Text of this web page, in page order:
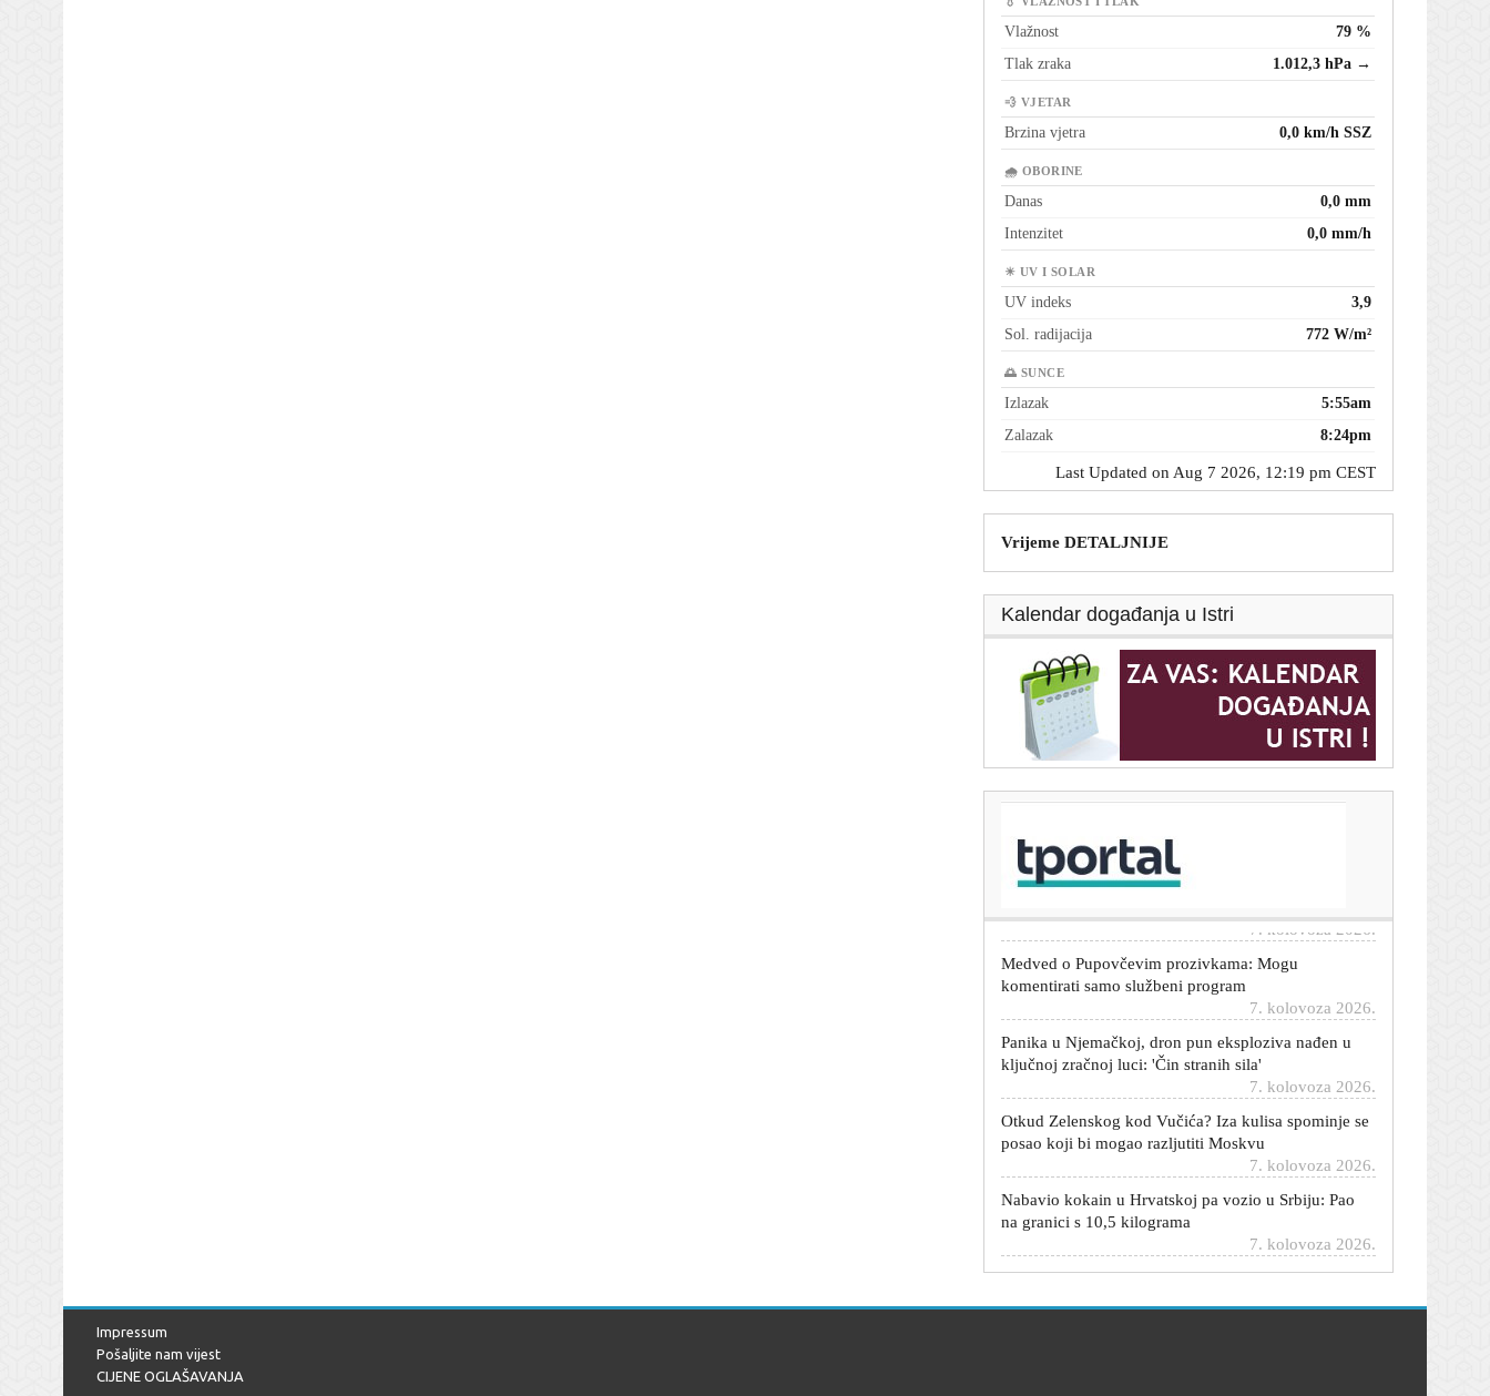
Vlažnost
79 %
Tlak zraka
1.012,3 hPa →
💨 VJETAR
Brzina vjetra 0,0 km/h SSZ
🌧 OBORINE
Danas
0,0 mm
Intenzitet
0,0 mm/h
☀ UV I SOLAR
UV indeks
3,9
Sol. radijacija
772 W/m²
🌅 SUNCE
Izlazak
5:55am
Zalazak
8:24pm
Last Updated on Aug 7 2026, 12:19 pm CEST
Vrijeme DETALJNIJE
Kalendar događanja u Istri
Hrvatski reprezentativac mogao bi napraviti veliki
transfer: Benfica ga ozbiljno želi
Medved o Pupovčevim prozivkama: Mogu
komentirati samo službeni program
Panika u Njemačkoj, dron pun eksploziva nađen u
ključnoj zračnoj luci: 'Čin stranih sila'
7. kolovoza 2026.
Otkud Zelenskog kod Vučića? Iza kulisa spominje se
posao koji bi mogao razljutiti Moskvu
7. kolovoza 2026.
Nabavio kokain u Hrvatskoj pa vozio u Srbiju: Pao
na granici s 10,5 kilograma
Ibrica Jusić o ljubavi u osmom desetljeću: 'Danas me
napadaju više nego ikad...'
Impressum
Pošaljite nam vijest
CIJENE OGLAŠAVANJA